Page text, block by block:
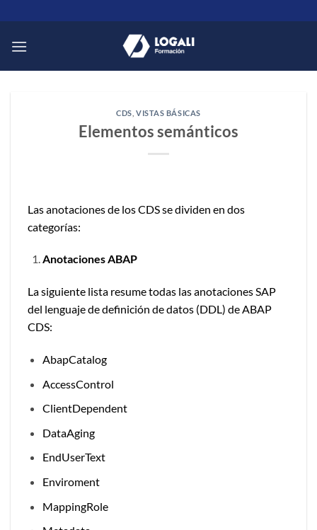
al
contenido
CDS VISTAS BÁSICAS
Elementos semánticos
Las anotaciones de los CDS se dividen en dos
categorías:
Anotaciones ABAP
La siguiente lista resume todas las anotaciones SAP
del lenguaje de definición de datos (DDL) de ABAP
CDS:
AbapCatalog
AccessControl
ClientDependent
DataAging
EndUserText
Enviroment
MappingRole